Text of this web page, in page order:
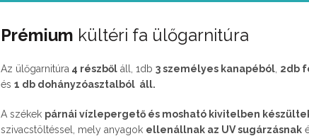
Prémium kültéri fa ülőgarnitúra
Az ülőgarnitúra 4 részből áll, 1db 3 személyes kanapéból 2db
és 1 db dohányzóasztalból áll.
A székek párnái vízlepergető és mosható kivitelben
szivacstöltéssel, mely anyagok ellenállnak az UV sugárzásnak